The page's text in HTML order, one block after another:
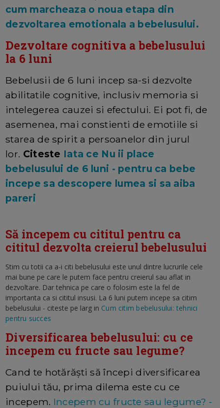
cum marcheaza o noua etapa din
dezvoltarea emotionala a bebelusului.
Dezvoltare cognitiva a bebelusului
la 6 luni
Bebelusii de 6 luni incep sa-si dezvolte
abilitatile cognitive, inclusiv memoria si
intelegerea cauzei si efectului. Ei pot fi, de
asemenea, mai constienti de emotiile si
starea de spirit a persoanelor din jurul
lor. Citeste Iata ce Nu ii place
bebelusului de 6 luni - pentru ca bebe
incepe sa descopere lumea si sa aiba
pareri
Să incepem cu cititul pentru ca
cititul dezvolta creierul bebelusului
Stim cu totii ca a-i citi bebelusului este unul dintre lucrurile cele
mai bune pe care le putem face pentru creierul sau aflat in
dezvoltare. Dar tehnica pe care o folosim este la fel de
importanta ca si cititul insusi. La 6 luni putem incepe sa citim
bebelusului - citeste pe larg in Cum citim bebelusului: tehnici
pentru succes
Diversificarea bebelusului: cu ce
incepem cu fructe sau legume?
Cand te hotărăști să începi diversificarea
puiului tău, prima dilema este cu ce
incepem. Incepem cu fructe sau legume? -